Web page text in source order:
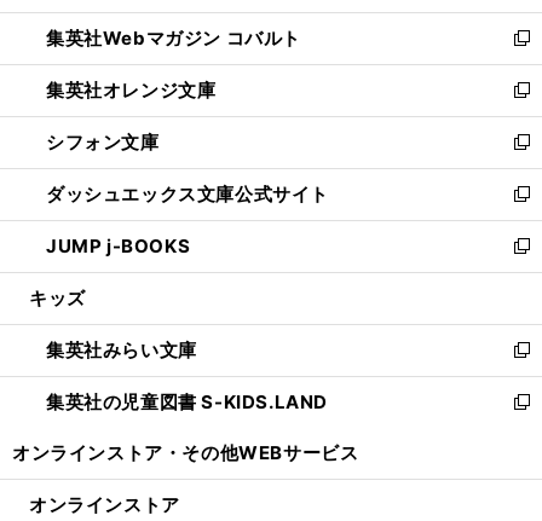
開
く
ウ
で
開
く
ン
ド
ウ
で
開
く
ウ
ィ
ン
ド
ウ
で
開
く
集英社Webマガジン コバルト
新
し
い
ウ
ィ
ン
ド
ウ
で
開
集英社オレンジ文庫
新
し
い
ウ
ィ
ン
ド
ウ
開
く
シフォン文庫
新
し
い
ウ
ィ
ン
ウ
で
開
く
ダッシュエックス文庫公式サイト
新
し
い
ウ
ン
ド
ウ
で
JUMP j-BOOKS
新
し
ウ
ィ
ン
ド
開
キッズ
集英社みらい文庫
新
し
い
ン
集英社の児童図書 S-KIDS.LAND
新
ウ
オンラインストア・ その他WEBサービス
オンラインストア